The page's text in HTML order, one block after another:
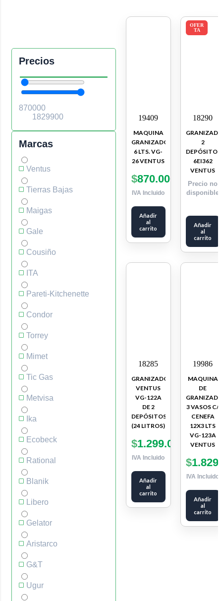
Precios
Marcas
Ventus
Tierras Bajas
Maigas
Gale
Cousiño
ITA
Pareti-Kitchenette
Condor
Torrey
Mimet
Tic Gas
Metvisa
Ika
Ecobeck
Rational
Blanik
Libero
Gelator
Aristarco
G&T
Ugur
19409
MAQUINA
GRANIZADORA
6 LTS. VG-
26 VENTUS
$870.000
IVA Incluido
Añadir
al
carrito
OFER
TA
18290
2
DEPÓSITOS
6EI362
VENTUS
Precio no
disponible
Añadir
al
carrito
18285
GRANIZADORA
VENTUS
VG-122A
DE 2
DEPÓSITOS
(24 LITROS)
$1.299.000
IVA Incluido
Añadir
al
carrito
19986
MAQUINA
DE
3 VASOS C/
CENEFA
12X3 LTS
VG-123A
VENTUS
$
IVA Incluido
Añadir
al
carrito